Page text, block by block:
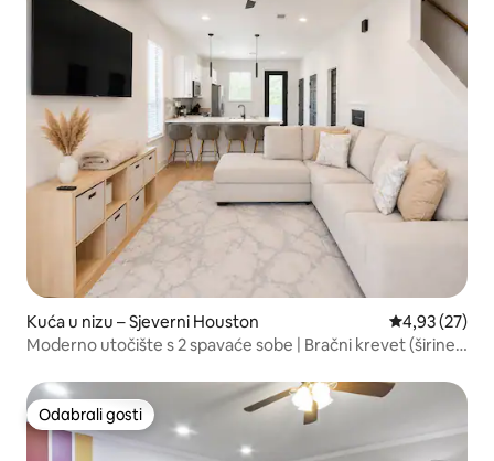
Kuća u nizu – Sjeverni Houston Prosječna
4,93 (27)
Moderno utočište s 2 spavaće sobe | Bračni krevet (širine
blizini centra grada
Odabrali gosti
Odabrali gosti